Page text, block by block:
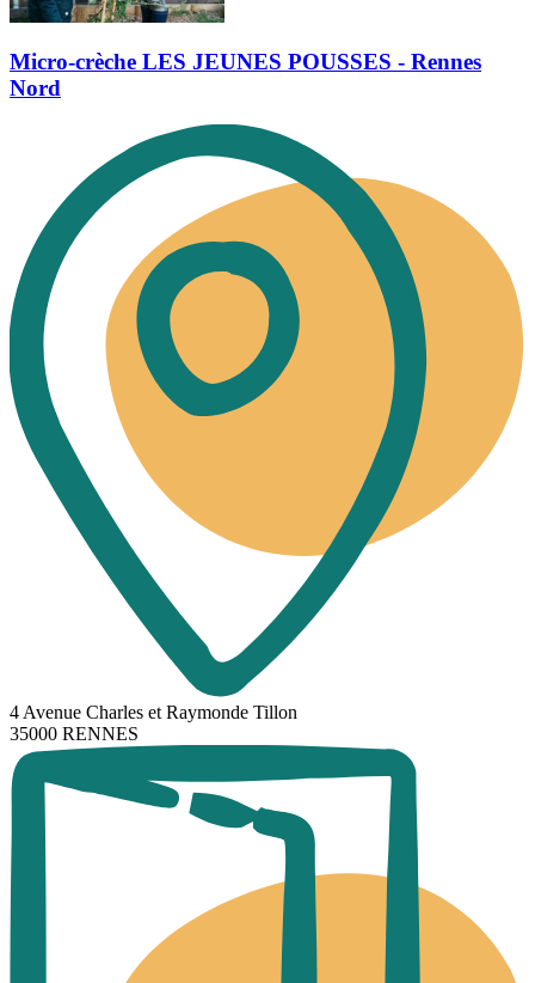
Micro-crèche LES JEUNES POUSSES - Rennes
Nord
4 Avenue Charles et Raymonde Tillon
35000 RENNES